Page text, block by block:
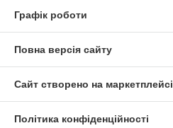
Графік роботи
Повна версія сайту
Сайт створено на маркетплейсі
Політика конфіденційності